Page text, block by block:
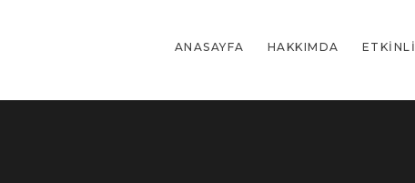
ANASAYFA HAKKIMDA